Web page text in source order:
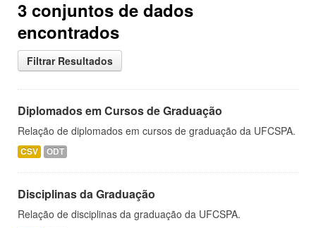
3 conjuntos de dados
encontrados
Filtrar Resultados
Diplomados em Cursos de Graduação
Relação de diplomados em cursos de graduação da UFCSPA.
CSV ODT
Disciplinas da Graduação
Relação de disciplinas da graduação da UFCSPA.